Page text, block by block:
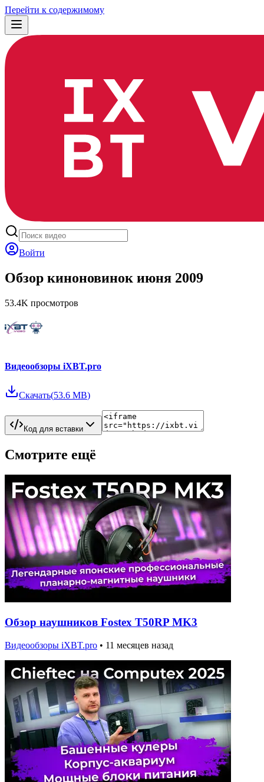
Перейти к содержимому
Войти
Обзор киноновинок июня 2009
53.4K просмотров
Видеообзоры iXBT.pro
Скачать(53.6 MB)
Код для вставки
Смотрите ещё
Обзор наушников Fostex T50RP MK3
Видеообзоры iXBT.pro • 11 месяцев назад